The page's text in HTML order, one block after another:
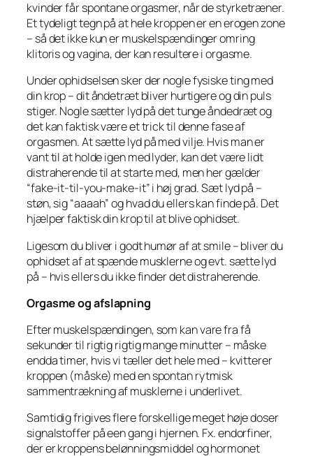
kvinder får spontane orgasmer, når de styrketræner.
Et tydeligt tegn på at hele kroppen er en erogen zone
– så det ikke kun er muskelspændinger omring
klitoris og vagina, der kan resultere i orgasme.
Under ophidselsen sker der nogle fysiske ting med
din krop – dit åndetræt bliver hurtigere og din puls
stiger. Nogle sætter lyd på det tunge åndedræt og
det kan faktisk være et trick til denne fase af
orgasmen. At sætte lyd på med vilje. Hvis man er
vant til at holde igen med lyder, kan det være lidt
distraherende til at starte med, men her gælder
“fake-it-til-you-make-it” i høj grad. Sæt lyd på –
støn, sig “aaaah” og hvad du ellers kan finde på. Det
hjælper faktisk din krop til at blive ophidset.
Ligesom du bliver i godt humør af at smile – bliver du
ophidset af at spænde musklerne og evt. sætte lyd
på – hvis ellers du ikke finder det distraherende.
Orgasme og afslapning
Efter muskelspændingen, som kan vare fra få
sekunder til rigtig rigtig mange minutter – måske
endda timer, hvis vi tæller det hele med – kvitterer
kroppen (måske) med en spontan rytmisk
sammentrækning af musklerne i underlivet.
Samtidig frigives flere forskellige meget høje doser
signalstoffer på een gang i hjernen. Fx. endorfiner,
der er kroppens belønningsmiddel og hormonet